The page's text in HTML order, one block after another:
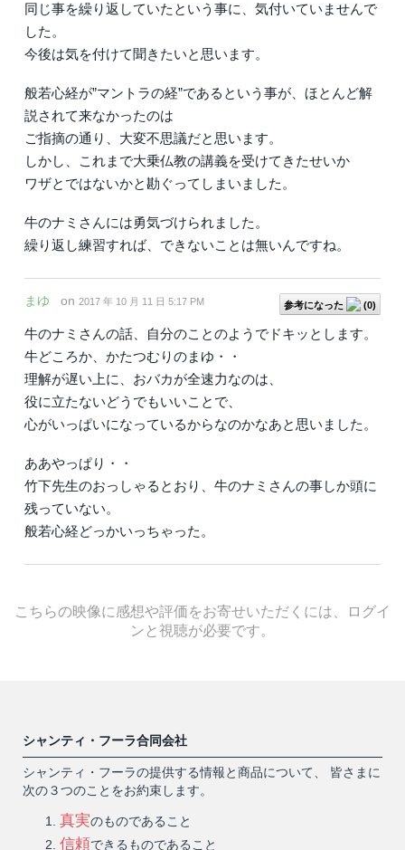
同じ事を繰り返していたという事に、気付いていませんで
した。
今後は気を付けて聞きたいと思います。
般若心経が”マントラの経”であるという事が、ほとんど解
説されて来なかったのは
ご指摘の通り、大変不思議だと思います。
しかし、これまで大乗仏教の講義を受けてきたせいか
ワザとではないかと勘ぐってしまいました。
牛のナミさんには勇気づけられました。
繰り返し練習すれば、できないことは無いんですね。
参考になった (0)
まゆ on 2017 年 10 月 11 日 5:17 PM
牛のナミさんの話、自分のことのようでドキッとします。
牛どころか、かたつむりのまゆ・・
理解が遅い上に、おバカが全速力なのは、
役に立たないどうでもいいことで、
心がいっぱいになっているからなのかなあと思いました。
ああやっぱり・・
竹下先生のおっしゃるとおり、牛のナミさんの事しか頭に
残っていない。
般若心経どっかいっちゃった。
こちらの映像に感想や評価をお寄せいただくには、ログイ
ンと視聴が必要です。
シャンティ・フーラ合同会社
シャンティ・フーラの提供する情報と商品について、 皆さまに
次の３つのことをお約束します。
真実のものであること
信頼できるものであること